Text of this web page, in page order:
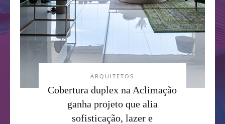
ARQUITETOS
Cobertura duplex na Aclimação
ganha projeto que alia
sofisticação, lazer e